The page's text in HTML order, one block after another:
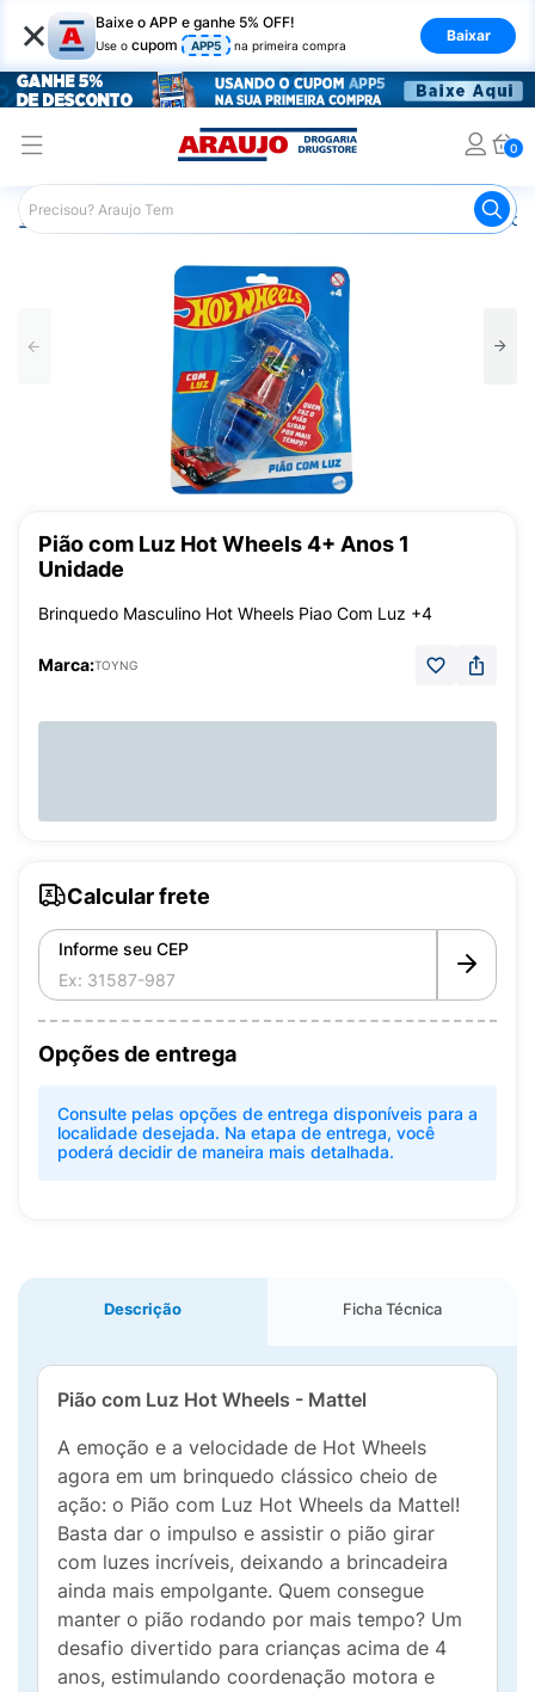
× Baixe o APP e ganhe 5% OFF!
Use o cupom APP5 na primeira compra
Baixar
0
Araujo Infantil Pião com Luz
Pião com Luz Hot Wheels 4+ Anos 1
Unidade
Brinquedo Masculino Hot Wheels Piao Com Luz +4
Marca:TOYNG
Calcular frete
Informe seu CEP
Opções de entrega
Consulte pelas opções de entrega disponíveis para a
localidade desejada. Na etapa de entrega, você
poderá decidir de maneira mais detalhada.
Descrição Ficha Técnica
Pião com Luz Hot Wheels - Mattel
A emoção e a velocidade de Hot Wheels
agora em um brinquedo clássico cheio de
ação: o Pião com Luz Hot Wheels da Mattel!
Basta dar o impulso e assistir o pião girar
com luzes incríveis, deixando a brincadeira
ainda mais empolgante. Quem consegue
manter o pião rodando por mais tempo? Um
desafio divertido para crianças acima de 4
anos, estimulando coordenação motora e